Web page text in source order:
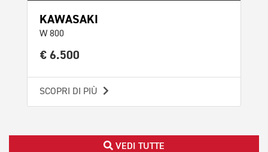
KAWASAKI
W 800
€ 6.500
SCOPRI DI PIÙ
VEDI TUTTE